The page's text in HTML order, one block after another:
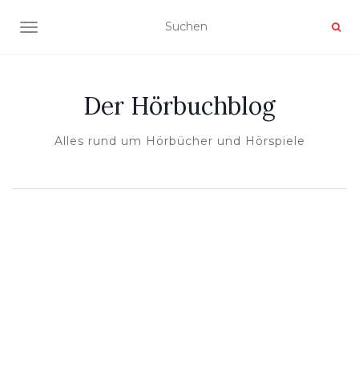
NAVIGATION UMSCHALTEN
Der Hörbuchblog
Alles rund um Hörbücher und Hörspiele